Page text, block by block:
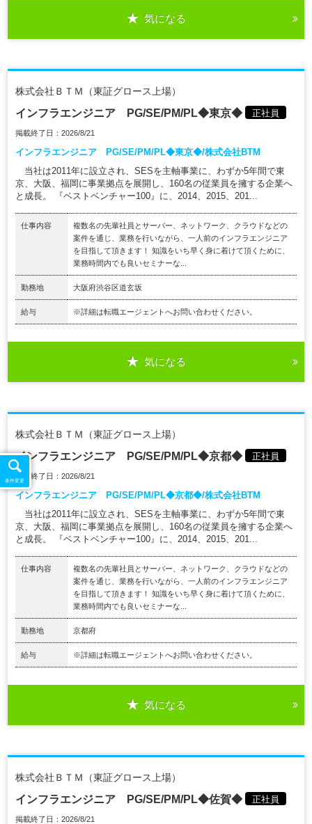
気になる
株式会社ＢＴＭ（東証グロース上場）
インフラエンジニア PG/SE/PM/PL◆東京◆ 正社員
掲載終了日：2026/8/21
インフラエンジニア PG/SE/PM/PL◆東京◆/株式会社BTM
当社は2011年に設立され、SESを主軸事業に、わずか5年間で東
京、大阪、福岡に事業拠点を展開し、160名の従業員を擁する企業へ
と成長。 『ベストベンチャー100』に、2014、2015、201...
仕事内容
複数名の先輩社員とサーバー、ネットワーク、クラウドなどの
案件を通じ、業務を行いながら、一人前のインフラエンジニア
を目指して頂きます！ 知識をいち早く身に着けて頂くために、
業務時間内でも良いセミナーな...
勤務地 大阪府渋谷区道玄坂
給与 ※詳細は転職エージェントへお問い合わせください。
気になる
株式会社ＢＴＭ（東証グロース上場）
インフラエンジニア PG/SE/PM/PL◆京都◆ 正社員
掲載終了日：2026/8/21
インフラエンジニア PG/SE/PM/PL◆京都◆/株式会社BTM
当社は2011年に設立され、SESを主軸事業に、わずか5年間で東
京、大阪、福岡に事業拠点を展開し、160名の従業員を擁する企業へ
と成長。 『ベストベンチャー100』に、2014、2015、201...
仕事内容
複数名の先輩社員とサーバー、ネットワーク、クラウドなどの
案件を通じ、業務を行いながら、一人前のインフラエンジニア
を目指して頂きます！ 知識をいち早く身に着けて頂くために、
業務時間内でも良いセミナーな...
勤務地 京都府
給与 ※詳細は転職エージェントへお問い合わせください。
気になる
株式会社ＢＴＭ（東証グロース上場）
インフラエンジニア PG/SE/PM/PL◆佐賀◆ 正社員
掲載終了日：2026/8/21
条件変更